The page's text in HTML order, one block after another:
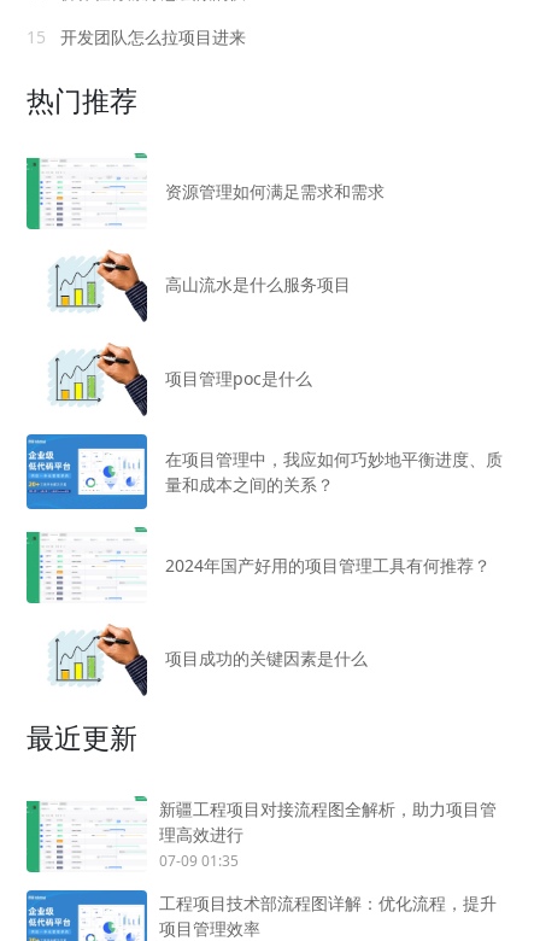
15
开发团队怎么拉项目进来
热门推荐
资源管理如何满足需求和需求
高山流水是什么服务项目
项目管理poc是什么
在项目管理中，我应如何巧妙地平衡进度、质
量和成本之间的关系？
2024年国产好用的项目管理工具有何推荐？
项目成功的关键因素是什么
最近更新
新疆工程项目对接流程图全解析，助力项目管
理高效进行
07-09 01:35
工程项目技术部流程图详解：优化流程，提升
项目管理效率